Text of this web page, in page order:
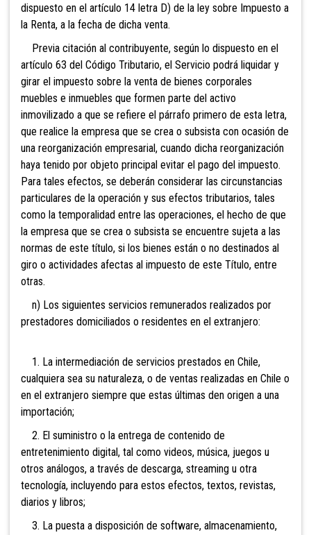
dispuesto en el artículo 14 letra D) de la ley sobre Impuesto a
la Renta, a la fecha de dicha venta.
Previa citación al contribuyente, según lo dispuesto en el
artículo 63 del Código Tributario, el Servicio podrá liquidar y
girar el impuesto sobre la venta de bienes corporales
muebles e inmuebles que formen parte del activo
inmovilizado a que se refiere el párrafo primero de esta letra,
que realice la empresa que se crea o subsista con ocasión de
una reorganización empresarial, cuando dicha reorganización
haya tenido por objeto principal evitar el pago del impuesto.
Para tales efectos, se deberán considerar las circunstancias
particulares de la operación y sus efectos tributarios, tales
como la temporalidad entre las operaciones, el hecho de que
la empresa que se crea o subsista se encuentre sujeta a las
normas de este título, si los bienes están o no destinados al
giro o actividades afectas al impuesto de este Título, entre
otras.
n) Los siguientes servicios remunerados realizados por
prestadores domiciliados o residentes en el extranjero:
1. La intermediación de servicios prestados en Chile,
cualquiera sea su naturaleza, o de ventas realizadas en Chile o
en el extranjero siempre que estas últimas den origen a una
importación;
2. El suministro o la entrega de contenido de
entretenimiento digital, tal como videos, música, juegos u
otros análogos, a través de descarga, streaming u otra
tecnología, incluyendo para estos efectos, textos, revistas,
diarios y libros;
3. La puesta a disposición de software, almacenamiento,